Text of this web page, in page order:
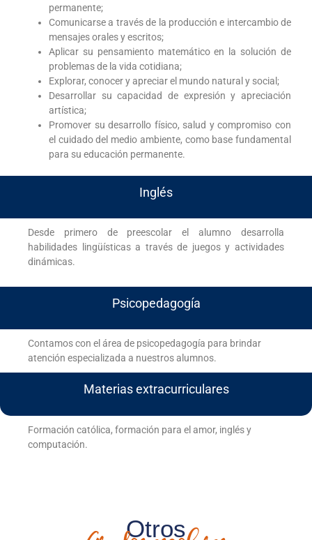
permanente;
Comunicarse a través de la producción e intercambio de
mensajes orales y escritos;
Aplicar su pensamiento matemático en la solución de
problemas de la vida cotidiana;
Explorar, conocer y apreciar el mundo natural y social;
Desarrollar su capacidad de expresión y apreciación
artística;
Promover su desarrollo físico, salud y compromiso con
el cuidado del medio ambiente, como base fundamental
para su educación permanente.
Inglés
Desde primero de preescolar el alumno desarrolla
habilidades lingüísticas a través de juegos y actividades
dinámicas.
Psicopedagogía
Contamos con el área de psicopedagogía para brindar
atención especializada a nuestros alumnos.
Materias extracurriculares
Formación católica, formación para el amor, inglés y
computación.
Otros